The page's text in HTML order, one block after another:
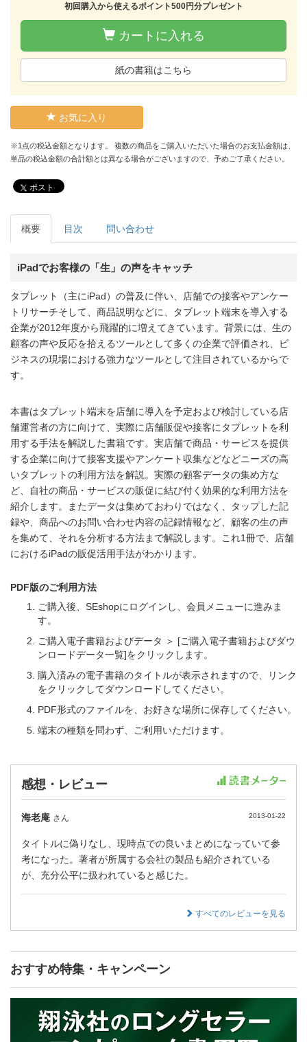
初回購入から使えるポイント500円分プレゼント
カートに入れる
紙の書籍はこちら
お気に入り
※1点の税込金額となります。 複数の商品をご購入いただいた場合のお支払金額は、
単品の税込金額の合計額とは異なる場合がございますので、予めご了承ください。
ポスト
概要 目次 問い合わせ
iPadでお客様の「生」の声をキャッチ
タブレット（主にiPad）の普及に伴い、店舗での接客やアンケー
トリサーチそして、商品説明などに、タブレット端末を導入する
企業が2012年度から飛躍的に増えてきています。背景には、生の
顧客の声や反応を拾えるツールとして多くの企業で評価され、ビ
ジネスの現場における強力なツールとして注目されているからで
す。
本書はタブレット端末を店舗に導入を予定および検討している店
舗運営者の方に向けて、実際に店舗販促や接客にタブレットを利
用する手法を解説した書籍です。実店舗で商品・サービスを提供
する企業に向けて接客支援やアンケート収集などなどニーズの高
いタブレットの利用方法を解説。実際の顧客データの集め方な
ど、自社の商品・サービスの販促に結び付く効果的な利用方法を
紹介します。またデータは集めておわりではなく、タップした記
録や、商品へのお問い合わせ内容の記録情報など、顧客の生の声
を集めて、それを分析する方法まで解説します。これ1冊で、店舗
におけるiPadの販促活用手法がわかります。
PDF版のご利用方法
ご購入後、SEshopにログインし、会員メニューに進みま
す。
ご購入電子書籍およびデータ ＞ [ご購入電子書籍およびダウ
ンロードデータ一覧]をクリックします。
購入済みの電子書籍のタイトルが表示されますので、リンク
をクリックしてダウンロードしてください。
PDF形式のファイルを、お好きな場所に保存してください。
端末の種類を問わず、ご利用いただけます。
感想・レビュー
海老庵 さん 2013-01-22
タイトルに偽りなし、現時点での良いまとめになっていて参
考になった。著者が所属する会社の製品も紹介されている
が、充分公平に扱われていると感じた。
すべてのレビューを見る
おすすめ特集・キャンペーン